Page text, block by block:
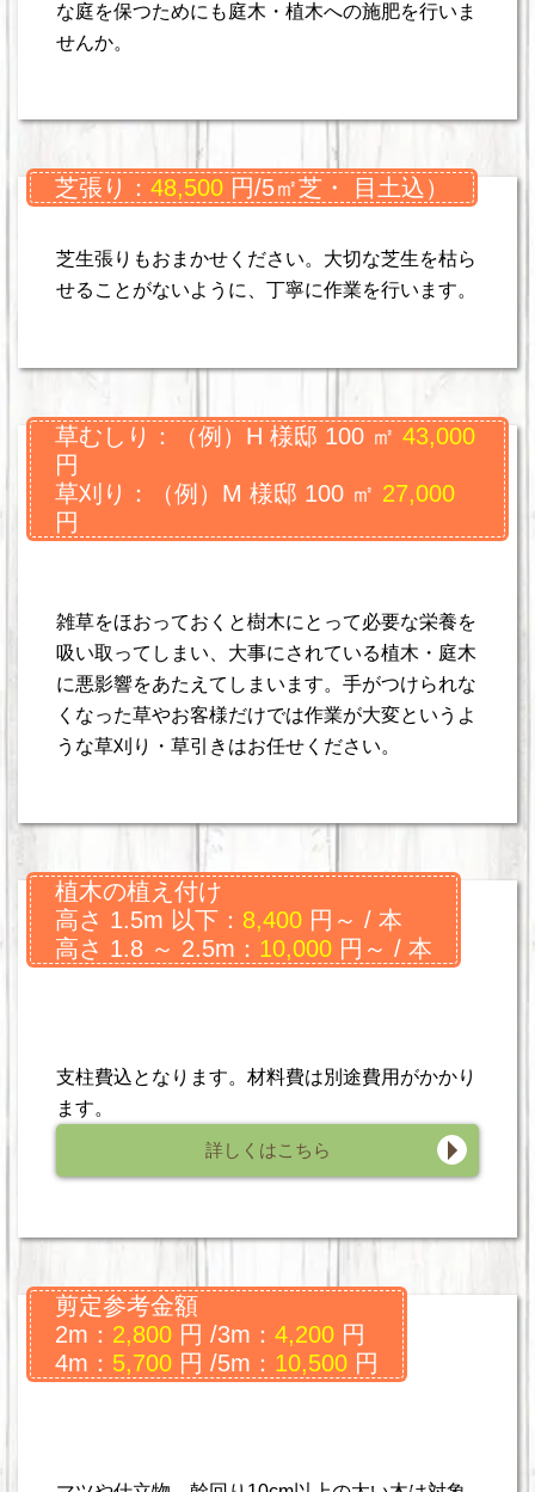
な庭を保つためにも庭木・植木への施肥を行いま
せんか。
芝張り： 48,500 円/5㎡芝・ 目土込）
芝生張りもおまかせください。大切な芝生を枯ら
せることがないように、丁寧に作業を行います。
草むしり：（例）H 様邸 100 ㎡ 43,000
円
草刈り：（例）M 様邸 100 ㎡ 27,000
円
雑草をほおっておくと樹木にとって必要な栄養を
吸い取ってしまい、大事にされている植木・庭木
に悪影響をあたえてしまいます。手がつけられな
くなった草やお客様だけでは作業が大変というよ
うな草刈り・草引きはお任せください。
植木の植え付け
高さ 1.5m 以下： 8,400 円～ / 本
高さ 1.8 ～ 2.5m： 10,000 円～ / 本
支柱費込となります。材料費は別途費用がかかり
ます。
詳しくはこちら
剪定参考金額
2m： 2,800 円 /3m： 4,200 円
4m： 5,700 円 /5m： 10,500 円